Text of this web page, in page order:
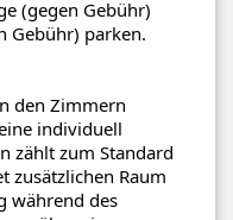
(gegen Gebühr)
Gebühr) parken.
den Zimmern
individuell
zählt zum Standard
zusätzlichen Raum
während des